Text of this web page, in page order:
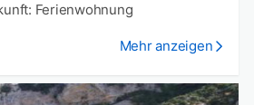
Ferienwohnung
Mehr anzeigen